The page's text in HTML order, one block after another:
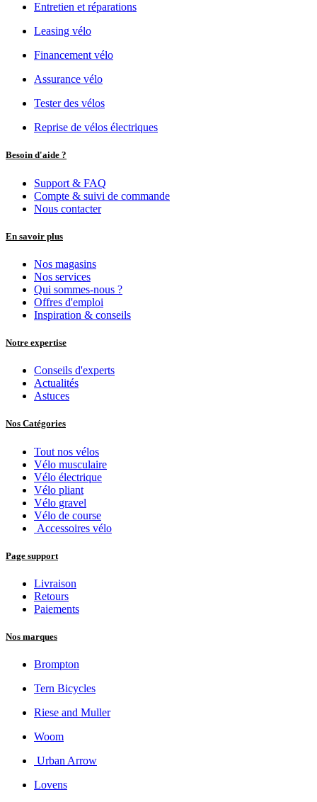
Entretien et réparations
Leasing vélo
Financement vélo
Assurance vélo
Tester des vélos
Reprise de vélos électriques
Besoin d'aide ?
Support & FAQ
Compte & suivi de commande
Nous contacter
En savoir plus
Nos magasins
Nos services
Qui sommes-nous ?
Offres d'emploi
Inspiration & conseils
Notre expertise
Conseils d'experts
Actualités
Astuces
Nos Catégories
Tout nos vélos
Vélo musculaire
Vélo électrique
Vélo pliant
Vélo gravel
Vélo de course
Accessoires vélo
Page support
Livraison
Retours
Paiements
Nos marques
Brompton
Tern Bicycles
Riese and Muller
Woom
Urban Arrow
Lovens